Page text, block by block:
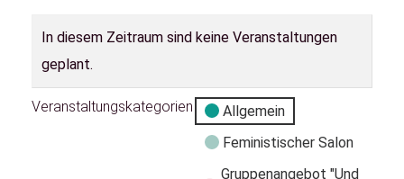
In diesem Zeitraum sind keine Veranstaltungen
geplant.
Veranstaltungskategorien
Allgemein
Feministischer Salon
Gruppenangebot "Und